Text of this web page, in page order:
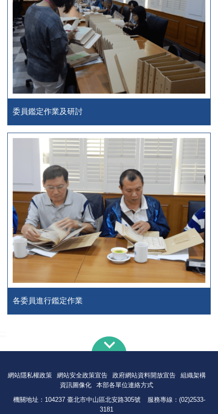
委員鑑定作業及研討
各委員進行鑑定作業
網站隱私權政策 網站安全政策宣告 政府網站資料開放宣告
組織架構
資訊圖像化
本部各單位連絡方式
機關地址：104237 臺北市中山區北安路305號
服務專線：(02)2533-
3181